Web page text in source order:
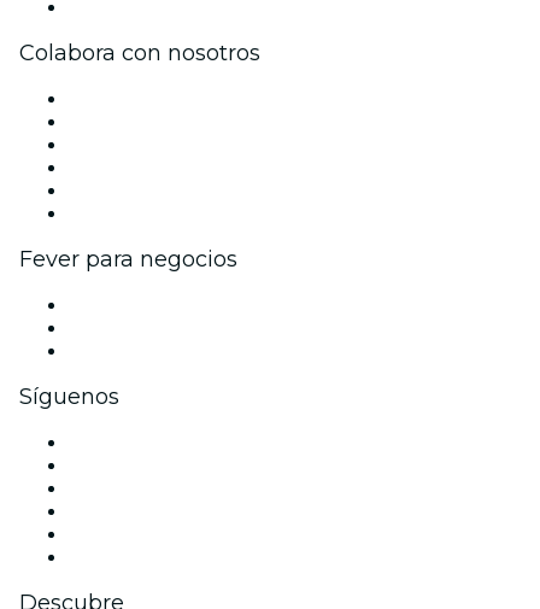
Colabora con nosotros
Fever para negocios
Síguenos
Descubre